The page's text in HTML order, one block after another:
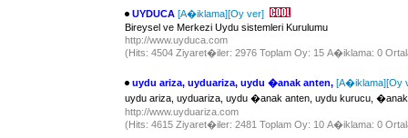
UYDUCA [A�iklama][Oy ver]
Bireysel ve Merkezi Uydu sistemleri Kurulumu
http://www.uyduca.com
(Hits: 4504 Ziyaret�iler: 2976 Toplam Oy: 15 A�iklama: 0
uydu ariza, uyduariza, uydu �anak anten, [A�iklama][Oy
uydu ariza, uyduariza, uydu �anak anten, uydu kurucu,
http://www.uyduariza.com
(Hits: 4615 Ziyaret�iler: 2481 Toplam Oy: 10 A�iklama: 0